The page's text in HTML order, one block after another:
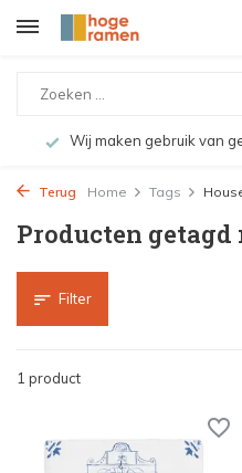
Wij maken gebruik van
Terug Home Tags
Producten
Filter
1 product